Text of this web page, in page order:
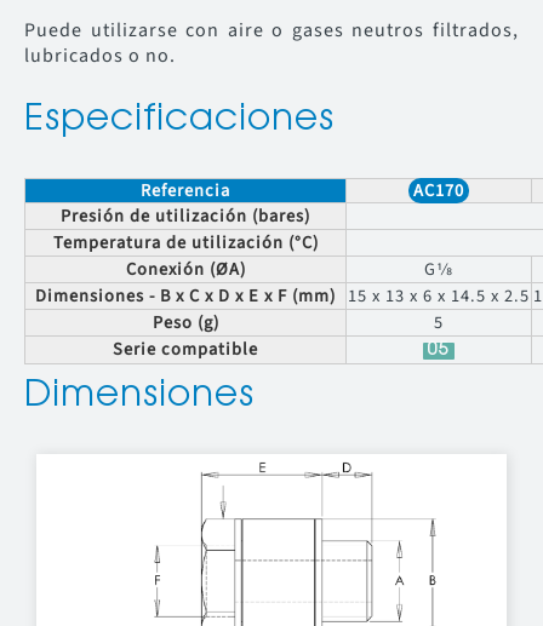
Puede utilizarse con aire o gases neutros filtrados,
lubricados o no.
Especificaciones
Referencia
AC170
Presión de utilización (bares)
Temperatura de utilización (°C)
Conexión (ØA)
G1⁄8
Dimensiones - B x C x D x E x F (mm) 15 x 13 x 6 x 14.5 x 2.5
Peso (g)
5
Serie compatible
05
Dimensiones